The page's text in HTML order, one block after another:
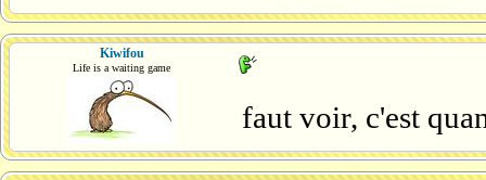
Kiwifou
Life is a waiting game
faut voir, c'est